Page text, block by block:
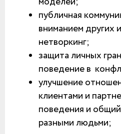
публичная
вниманием других
нетворкинг;
защита личных
поведение в
улучшение
клиентами и
поведения и
разными людьми;